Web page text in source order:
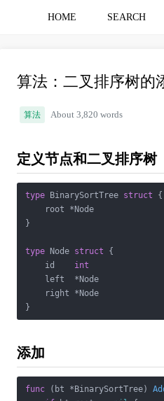
HOME SEARCH
算法：二叉排序树的
算法 About 3,820 words
定义节点和二叉排序树
type BinarySortTree struct {
    root *Node
}
type Node struct {
    id
int
    left  *Node
    right *Node
}
添加
func (bt *BinarySortTree)